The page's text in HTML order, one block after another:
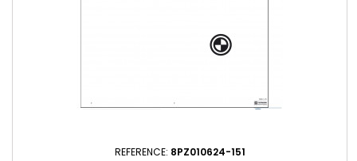
REFERENCE: 8PZ010624-151